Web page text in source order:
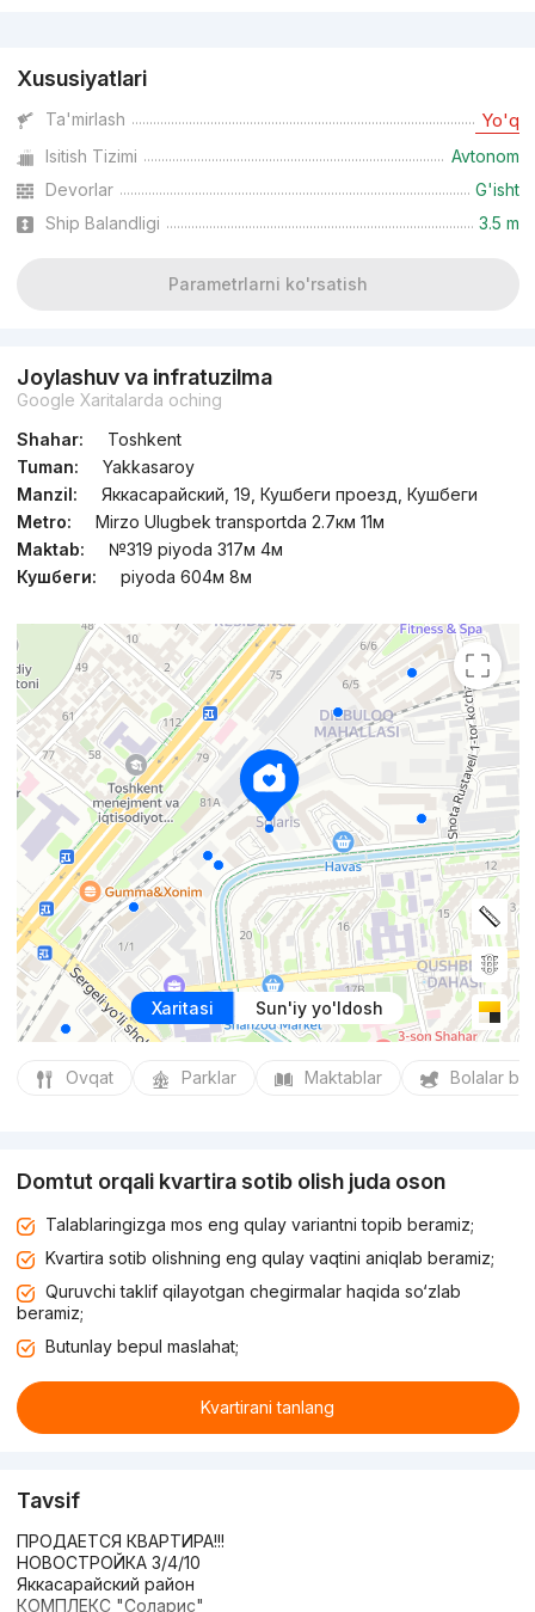
Xususiyatlari
Ta'mirlash Yo'q
Isitish Tizimi
Avtonom
Devorlar
G'isht
Ship Balandligi
3.5 m
Parametrlarni ko'rsatish
Joylashuv va infratuzilma
Google Xaritalarda oching
Shahar:
Toshkent
Tuman:
Yakkasaroy
Manzil:
Яккасарайский, 19, Кушбеги проезд, Кушбеги
Metro:
Mirzo Ulugbek transportda 2.7км 11м
Maktab:
№319 piyoda 317м 4м
Кушбеги:
piyoda 604м 8м
Xaritasi Sun'iy yo'ldosh
Ovqat Parklar Maktablar Bolalar
Domtut orqali kvartira sotib olish juda oson
Talablaringizga mos eng qulay variantni topib beramiz;
Kvartira sotib olishning eng qulay vaqtini aniqlab beramiz;
Quruvchi taklif qilayotgan chegirmalar haqida so‘zlab
beramiz;
Butunlay bepul maslahat;
Kvartirani tanlang
Tavsif
ПРОДАЕТСЯ КВАРТИРА!!!
НОВОСТРОЙКА 3/4/10
Яккасарайский район
КОМПЛЕКС "Соларис"